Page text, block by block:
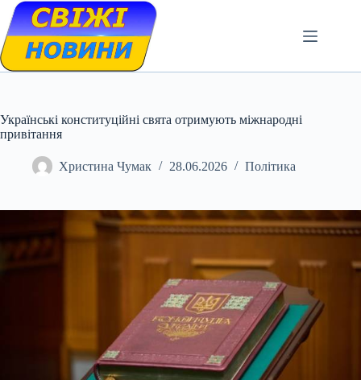
Skip
content
Українські конституційні свята отримують міжнародні
привітання
Христина Чумак 28.06.2026 Політика